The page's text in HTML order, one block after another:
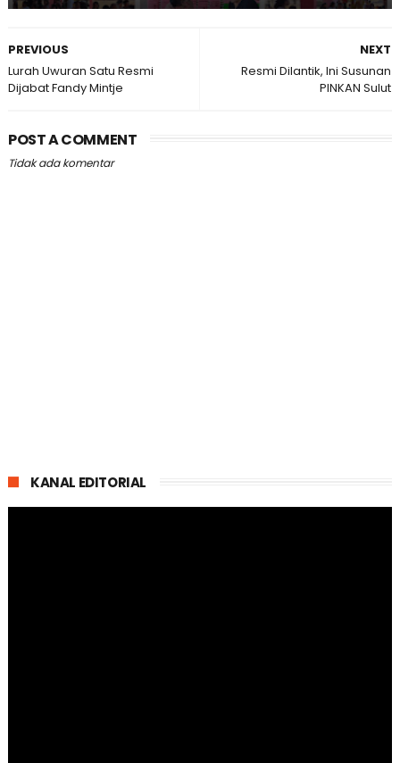
NEXT
Resmi Dilantik, Ini Susunan
PINKAN Sulut
PREVIOUS
Lurah Uwuran Satu Resmi
Dijabat Fandy Mintje
POST A COMMENT
Tidak ada komentar
KANAL EDITORIAL